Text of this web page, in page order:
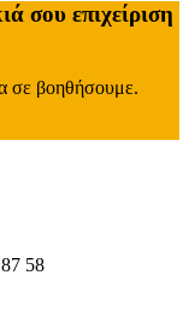
σου επιχείριση
σε βοηθήσουμε.
58